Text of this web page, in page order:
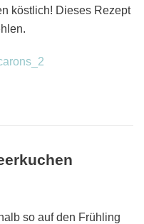
köstlich! Dieses Rezept
so auf den Frühling